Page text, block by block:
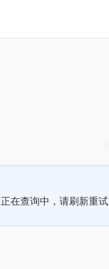
正在查询中，请刷新重试